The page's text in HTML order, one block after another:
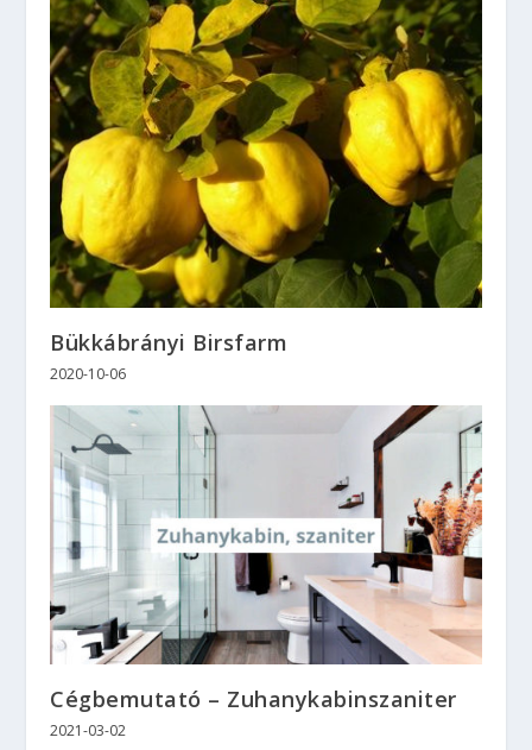
Bükkábrányi Birsfarm
2020-10-06
Cégbemutató – Zuhanykabinszaniter
2021-03-02